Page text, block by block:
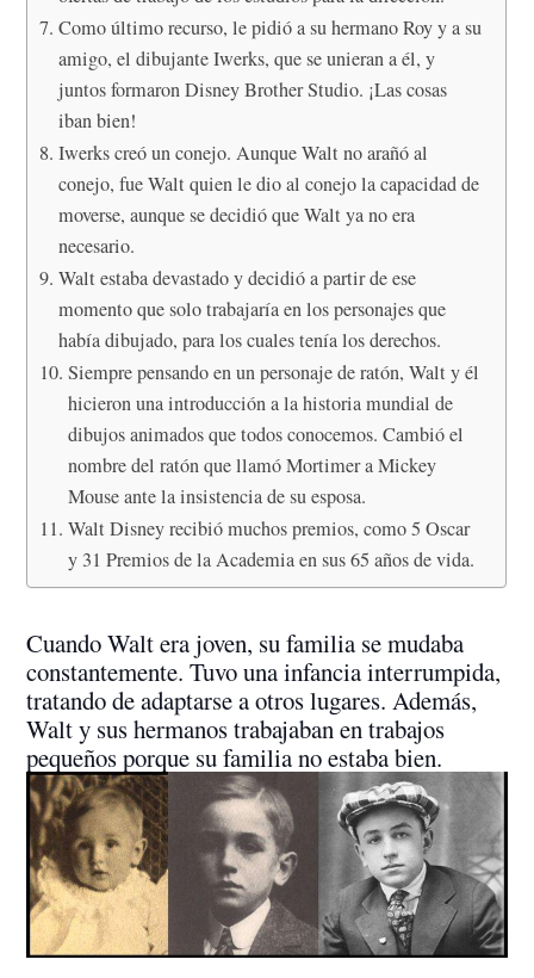
Como último recurso, le pidió a su hermano Roy y a su
amigo, el dibujante Iwerks, que se unieran a él, y
juntos formaron Disney Brother Studio. ¡Las cosas
iban bien!
Iwerks creó un conejo. Aunque Walt no arañó al
conejo, fue Walt quien le dio al conejo la capacidad de
moverse, aunque se decidió que Walt ya no era
necesario.
Walt estaba devastado y decidió a partir de ese
momento que solo trabajaría en los personajes que
había dibujado, para los cuales tenía los derechos.
Siempre pensando en un personaje de ratón, Walt y él
hicieron una introducción a la historia mundial de
dibujos animados que todos conocemos. Cambió el
nombre del ratón que llamó Mortimer a Mickey
Mouse ante la insistencia de su esposa.
Walt Disney recibió muchos premios, como 5 Oscar
y 31 Premios de la Academia en sus 65 años de vida.
Cuando Walt era joven, su familia se mudaba
constantemente. Tuvo una infancia interrumpida,
tratando de adaptarse a otros lugares. Además,
Walt y sus hermanos trabajaban en trabajos
pequeños porque su familia no estaba bien.